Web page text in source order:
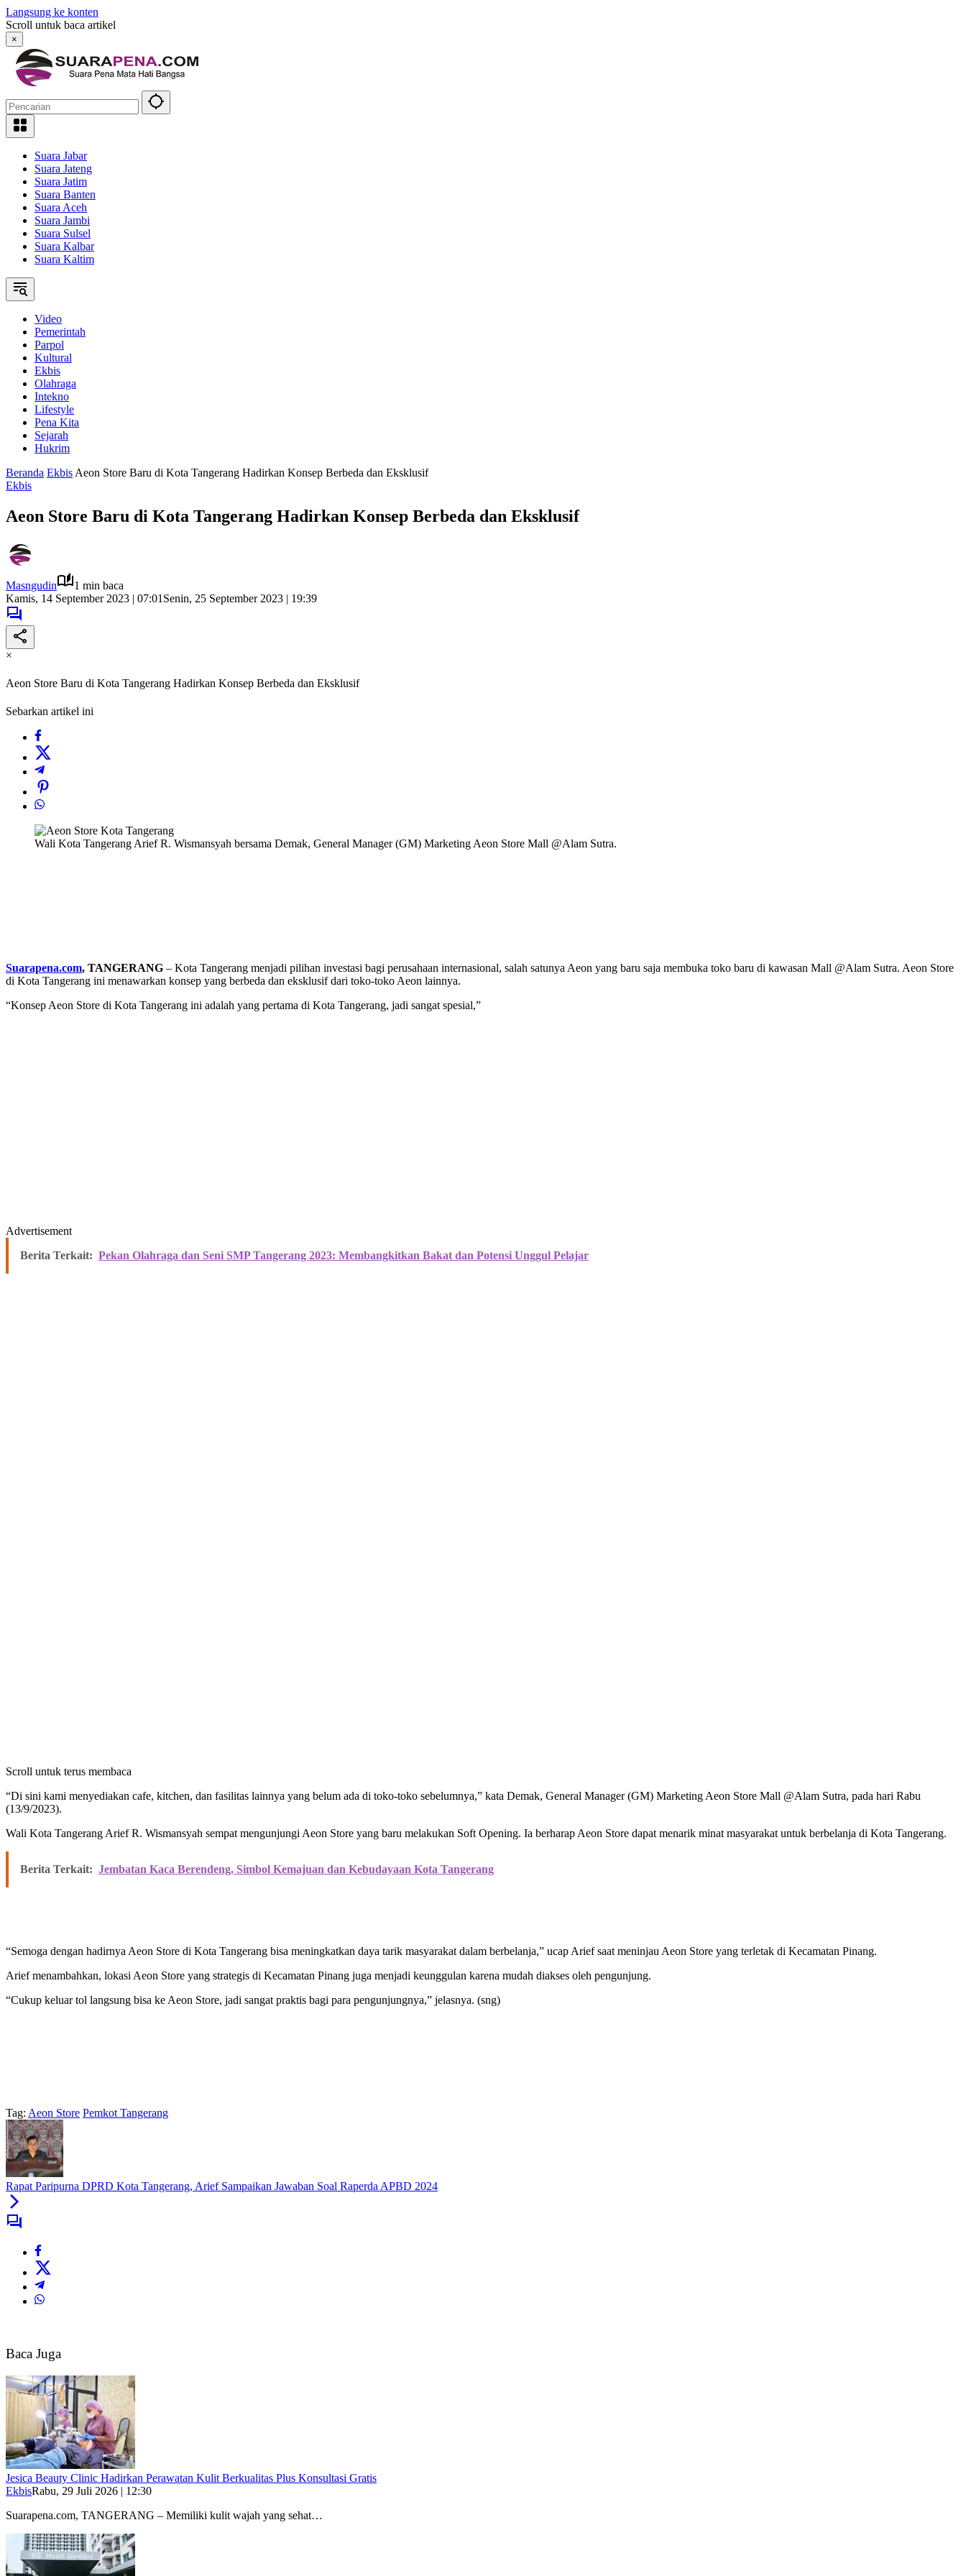
Langsung ke konten
Scroll untuk baca artikel
×
Suara Jabar
Suara Jateng
Suara Jatim
Suara Banten
Suara Aceh
Suara Jambi
Suara Sulsel
Suara Kalbar
Suara Kaltim
Video
Pemerintah
Parpol
Kultural
Ekbis
Olahraga
Intekno
Lifestyle
Pena Kita
Sejarah
Hukrim
Beranda Ekbis Aeon Store Baru di Kota Tangerang Hadirkan Konsep Berbeda dan Eksklusif
Ekbis
Aeon Store Baru di Kota Tangerang Hadirkan Konsep Berbeda dan Eksklusif
Masngudin
1 min baca
Kamis, 14 September 2023 | 07:01 Senin, 25 September 2023 | 19:39
×
Aeon Store Baru di Kota Tangerang Hadirkan Konsep Berbeda dan Eksklusif
Sebarkan artikel ini
Wali Kota Tangerang Arief R. Wismansyah bersama Demak, General Manager (GM) Marketing Aeon Store Mall @Alam Sutra.
Suarapena.com, TANGERANG – Kota Tangerang menjadi pilihan investasi bagi perusahaan internasional, salah satunya Aeon yang baru saja membuka toko baru di kawasan Mall @Alam Sutra. Aeon Store
di Kota Tangerang ini menawarkan konsep yang berbeda dan eksklusif dari toko-toko Aeon lainnya.
“Konsep Aeon Store di Kota Tangerang ini adalah yang pertama di Kota Tangerang, jadi sangat spesial,”
Advertisement
Berita Terkait: Pekan Olahraga dan Seni SMP Tangerang 2023: Membangkitkan Bakat dan Potensi Unggul Pelajar
Scroll untuk terus membaca
“Di sini kami menyediakan cafe, kitchen, dan fasilitas lainnya yang belum ada di toko-toko sebelumnya,” kata Demak, General Manager (GM) Marketing Aeon Store Mall @Alam Sutra, pada hari Rabu
(13/9/2023).
Wali Kota Tangerang Arief R. Wismansyah sempat mengunjungi Aeon Store yang baru melakukan Soft Opening. Ia berharap Aeon Store dapat menarik minat masyarakat untuk berbelanja di Kota Tangerang.
Berita Terkait: Jembatan Kaca Berendeng, Simbol Kemajuan dan Kebudayaan Kota Tangerang
“Semoga dengan hadirnya Aeon Store di Kota Tangerang bisa meningkatkan daya tarik masyarakat dalam berbelanja,” ucap Arief saat meninjau Aeon Store yang terletak di Kecamatan Pinang.
Arief menambahkan, lokasi Aeon Store yang strategis di Kecamatan Pinang juga menjadi keunggulan karena mudah diakses oleh pengunjung.
“Cukup keluar tol langsung bisa ke Aeon Store, jadi sangat praktis bagi para pengunjungnya,” jelasnya. (sng)
Tag: Aeon Store Pemkot Tangerang
Rapat Paripurna DPRD Kota Tangerang, Arief Sampaikan Jawaban Soal Raperda APBD 2024
Baca Juga
Jesica Beauty Clinic Hadirkan Perawatan Kulit Berkualitas Plus Konsultasi Gratis
EkbisRabu, 29 Juli 2026 | 12:30
Suarapena.com, TANGERANG – Memiliki kulit wajah yang sehat…